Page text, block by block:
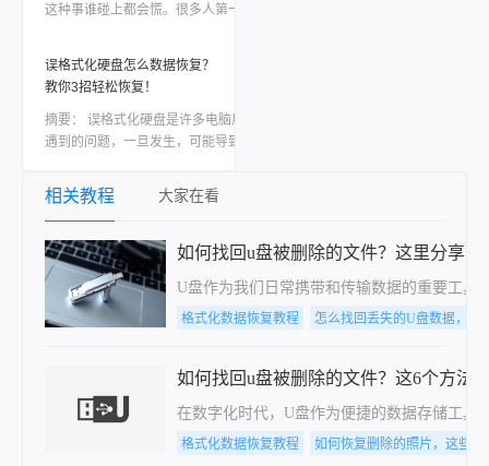
先别慌，这篇会按从简单到复杂、从免费到
问题。
这种事谁碰上都会慌。很多人第一反应就是
成功率越高。很多人问硬盘坏了能恢复数据
吗，其实关键要看硬盘是逻辑故障还是物理
损坏，以及数据有没有被覆盖。这篇文章会
从最简单的情况讲起，逐步说到比较棘手的
楚。覆盖误删、格式化、分区丢失、设备异
响等常见情况。
误格式化硬盘怎么数据恢复？
教你3招轻松恢复！
摘要：
遇到的问题，一旦发生，可能导致重要数据
具，我们仍有可能找回这些宝贵的数据。本
文将详细介绍误格式化硬盘怎么数据恢复。
相关教程 大家在看
如何找回u盘被删除的文件？这里分享了
U盘作为我们日常携带和传输数据的重要工具
格式化数据恢复教程 怎么找回丢失的U盘数据，分
如何找回u盘被删除的文件？这6个方法
在数字化时代，U盘作为便捷的数据存储工具
格式化数据恢复教程 如何恢复删除的照片，这些方